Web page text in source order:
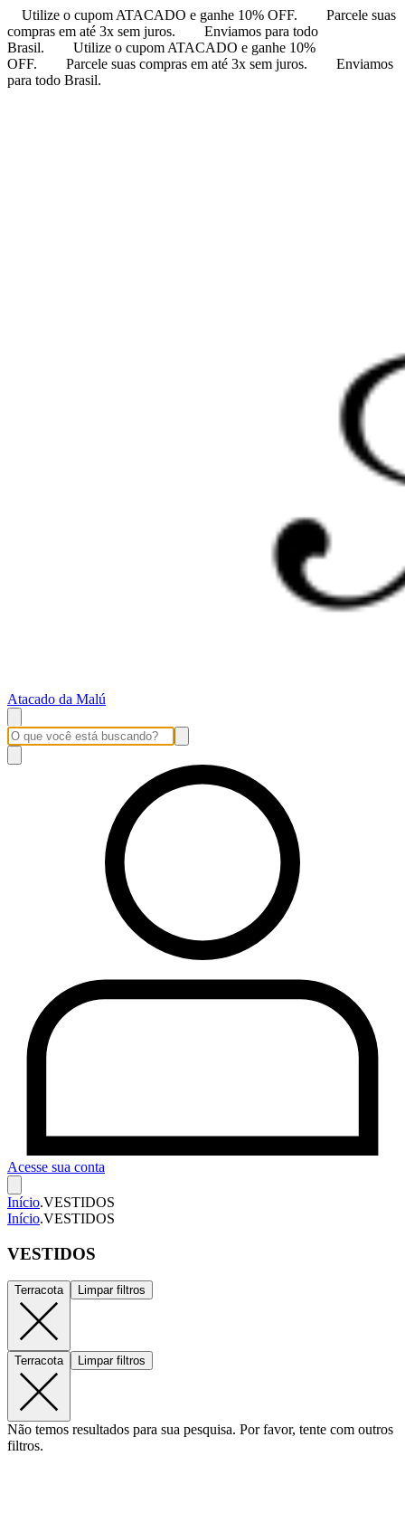
Utilize o cupom ATACADO e ganhe 10% OFF.
Parcele suas
compras em até 3x sem juros.
Enviamos para todo
Brasil.
Utilize o cupom ATACADO e ganhe 10%
OFF.
Parcele suas compras em até 3x sem juros.
Enviamos
para todo Brasil.
Atacado da Malú
Acesse sua conta
Início.VESTIDOS
Início.VESTIDOS
VESTIDOS
Terracota Limpar filtros
Terracota Limpar filtros
Não temos resultados para sua pesquisa. Por favor, tente com outros
filtros.